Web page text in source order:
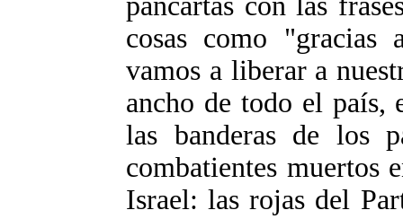
cosas como "gracias
vamos a liberar a
ancho de todo el país,
las banderas de los
combatientes muertos
Israel: las rojas del